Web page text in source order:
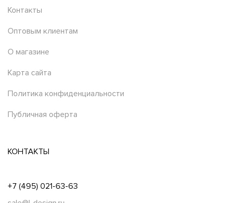
Контакты
Оптовым клиентам
О магазине
Карта сайта
Политика конфиденциальности
Публичная оферта
КОНТАКТЫ
+7 (495) 021-63-63